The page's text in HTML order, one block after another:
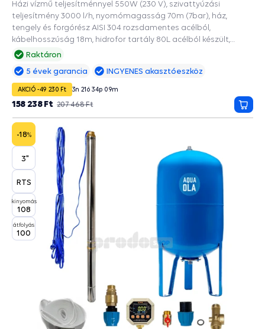
Raktáron
Házi vízmű teljesítménnyel 550W (230 V), szivattyúzási
teljesítmény 3000 l/h, nyomómagasság 70m (7bar), ház,
tengely és forgórész AISI 304 rozsdamentes acélból,
kábelhosszúság 18m, hidrofor tartály 80L acélból készült,
EPDM ivóvíz zacskóval, a 90mm és szélesebb fúrásokba,
szivattyúkhoz, A szárazonfutás automatikus újraindítása,
Manométer, Szárazonfutás elleni védelem, Túlterhelés elleni
védelem, Vízösszerázódás elleni védelem.
5 évek garancia INGYENES akasztóeszköz
AKCIÓ -49 230 Ft 3n 21ó 34p 08m
207 468 Ft
158 238 Ft
-18%
3"
RTS
kinyomás
108
átfolyás
100